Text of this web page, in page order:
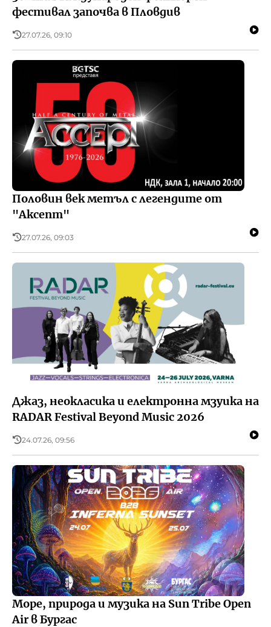
фестивал започва в Пловдив
27.07.26, 09:10
Половин век метъл с легендите от
"Аксепт"
27.07.26, 09:03
Джаз, неокласика и електронна мзуика на
RADAR Festival Beyond Music 2026
24.07.26, 09:56
Море, природа и музика на Sun Tribe Open
Air в Бургас